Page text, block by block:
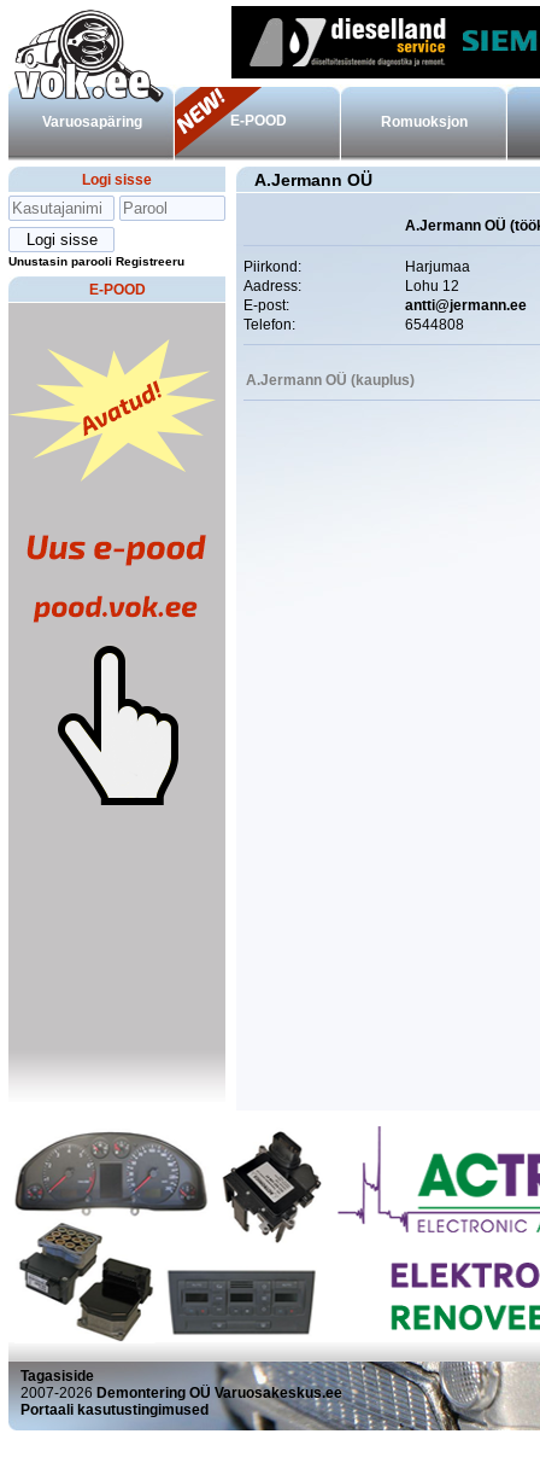
Varuosapäring E-POOD Romuoksjon
Logi sisse
Unustasin parooli Registreeru
E-POOD
A.Jermann OÜ
A.Jermann OÜ
Piirkond:
Harjumaa
Aadress:
Lohu 12
E-post:
antti@jermann.ee
Telefon:
6544808
A.Jermann OÜ (kauplus)
Tagasiside
2007-2026 Demontering OÜ Varuosakeskus.ee
Portaali kasutustingimused